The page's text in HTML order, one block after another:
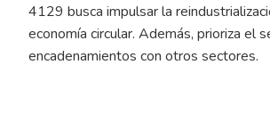
4129 busca impulsar la
economía circular. Además, prioriza el
encadenamientos con otros sectores.